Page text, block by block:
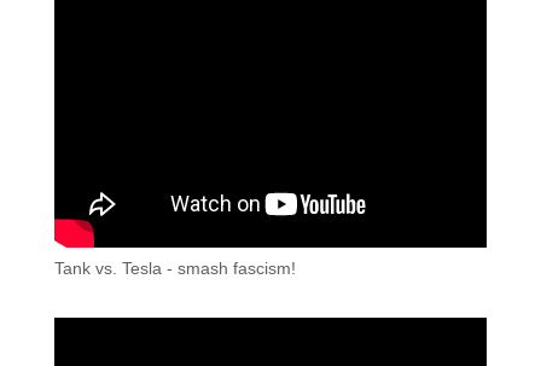
Tank vs. Tesla - smash fascism!